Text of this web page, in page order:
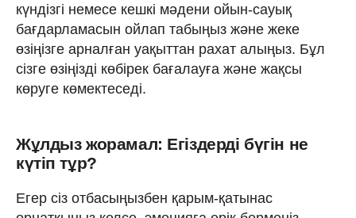
күндізгі немесе кешкі мәдени ойын-сауық
бағдарламасын ойлап табыңыз және жеке
өзіңізге арналған уақыттан рахат алыңыз. Бұл
сізге өзіңізді көбірек бағалауға және жақсы
көруге көмектеседі.
Жұлдыз жорамал: Егіздерді бүгін не
күтіп тұр?
Егер сіз отбасыңызбен қарым-қатынас